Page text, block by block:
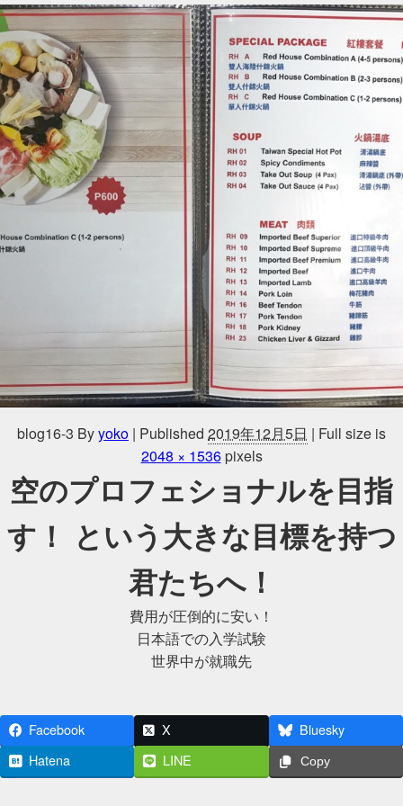
blog16-3 Byyoko | Published 2019年12月5日 | Full size is
2048 × 1536pixels
空のプロフェショナルを目指
す！ という大きな目標を持つ
君たちへ！
費用が圧倒的に安い！
日本語での入学試験
世界中が就職先
Facebook X
Bluesky
Hatena
LINE Copy